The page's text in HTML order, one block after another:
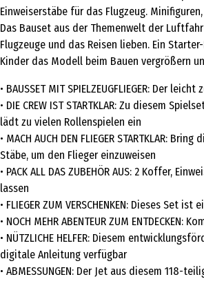
Einweiserstäbe für das Flugzeug.
Das Bauset aus der Themenwelt der
Flugzeuge und das Reisen lieben. Ein
Kinder das Modell beim Bauen vergrößern
• BAUSSET MIT SPIELZEUGFLIEGER: Der
• DIE CREW IST STARTKLAR: Zu diesem
lädt zu vielen Rollenspielen ein
• MACH AUCH DEN FLIEGER
Stäbe, um den Flieger einzuweisen
• PACK ALL DAS ZUBEHÖR AUS: 2 Koffer,
lassen
• FLIEGER ZUM VERSCHENKEN: Dieses
• NOCH MEHR ABENTEUR ZUM
• NÜTZLICHE HELFER: Diesem
digitale Anleitung verfügbar
• ABMESSUNGEN: Der Jet aus diesem 118-